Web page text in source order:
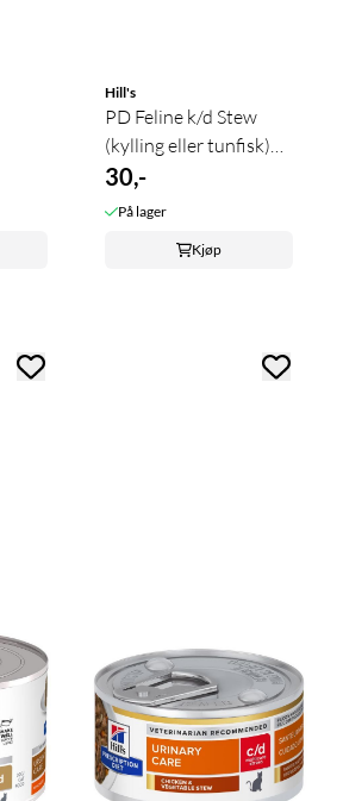
Hill's
PD Feline k/d Stew
(kylling eller tunfisk)
og ...
30,-
På lager
Kjøp